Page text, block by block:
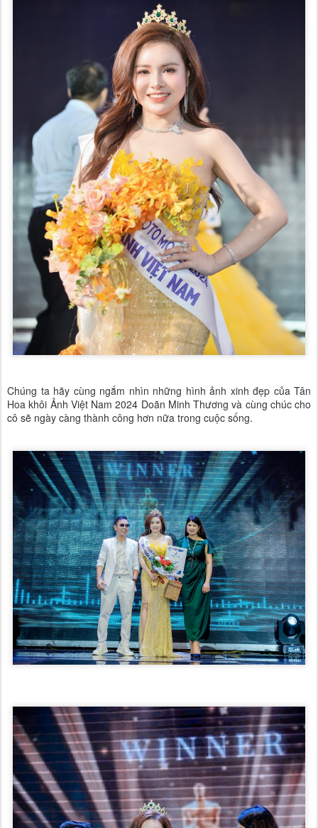
Chúng ta hãy cùng ngắm nhìn những hình ảnh xinh đẹp của Tân
Hoa khôi Ảnh Việt Nam 2024 Doãn Minh Thương và cùng chúc cho
cô sẽ ngày càng thành công hơn nữa trong cuộc sống.